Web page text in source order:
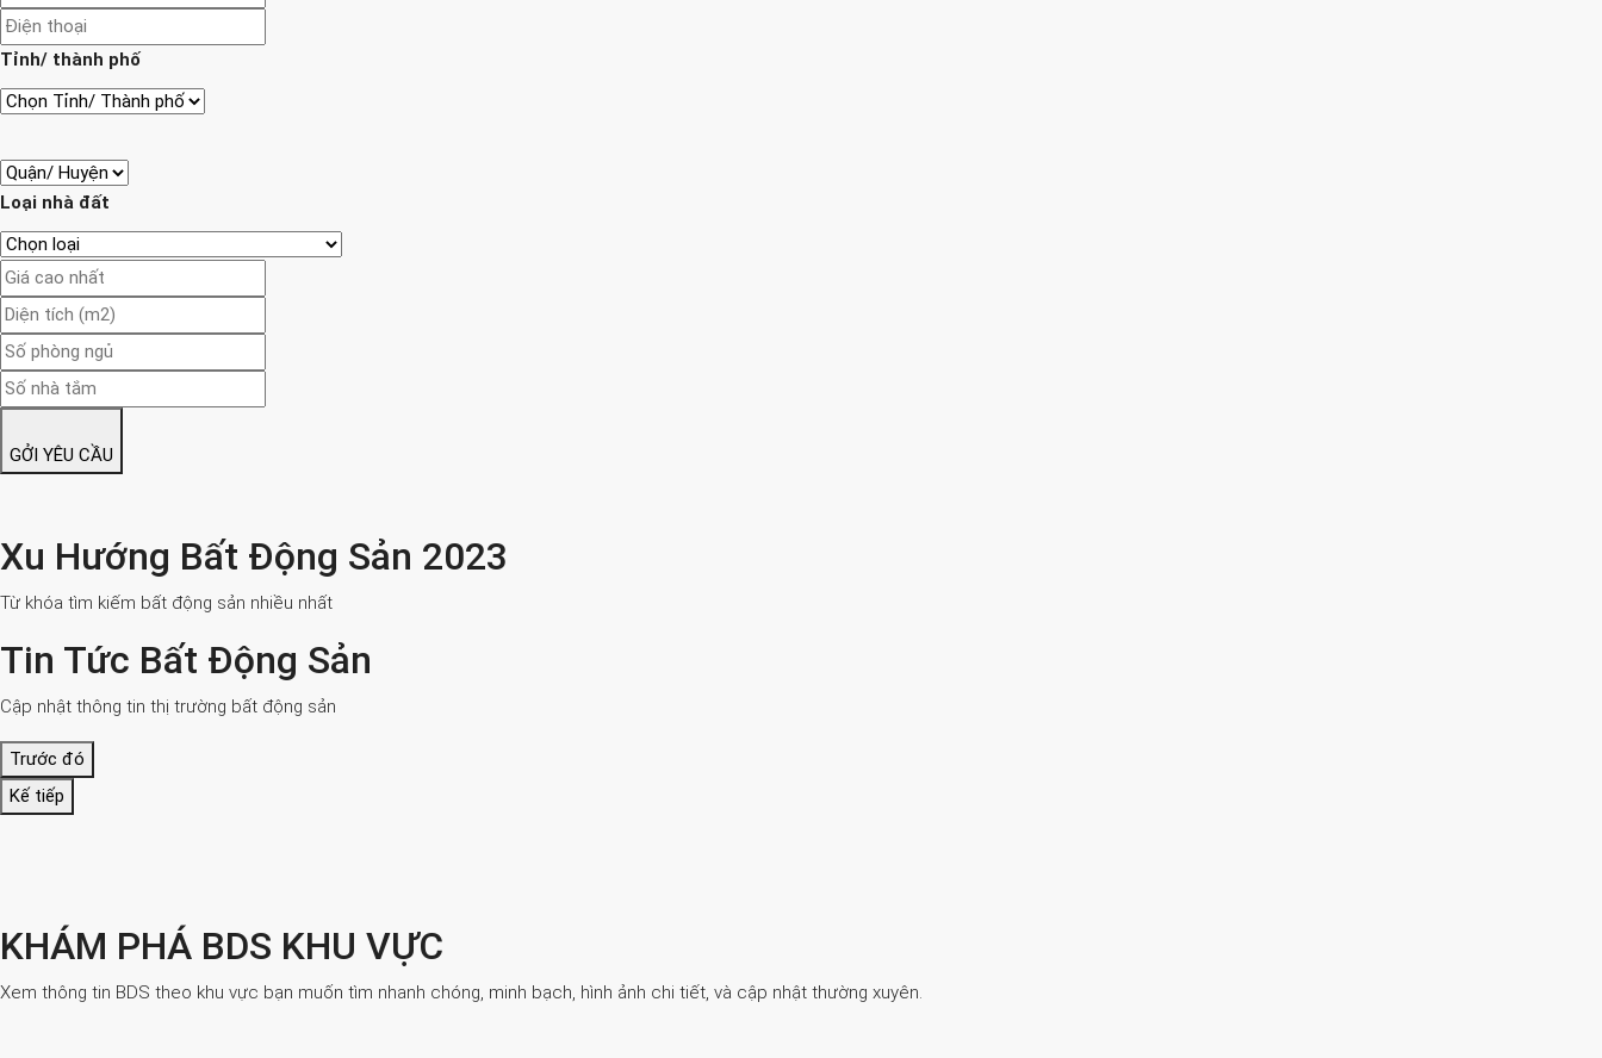
Tỉnh/ thành phố
Loại nhà đất
GỞI YÊU CẦU
Xu Hướng Bất Động Sản 2023
Từ khóa tìm kiếm bất động sản nhiều nhất
Tin Tức Bất Động Sản
Cập nhật thông tin thị trường bất động sản
Trước đó
Kế tiếp
KHÁM PHÁ BDS KHU VỰC
Xem thông tin BDS theo khu vực bạn muốn tìm nhanh chóng, minh bạch, hình ảnh chi tiết, và cập nhật thường xuyên.